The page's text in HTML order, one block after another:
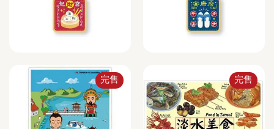
完售 完售